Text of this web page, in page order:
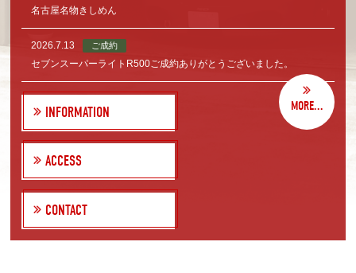
名古屋名物きしめん
2026.7.13 ご成約
セブンスーパーライトR500ご成約ありがとうございました。
MORE...
INFORMATION
ACCESS
CONTACT